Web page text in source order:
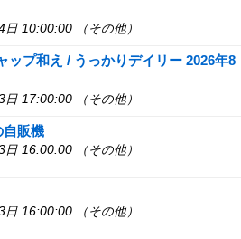
10:00:00 （その他）
ップ和え / うっかりデイリー 2026年8
17:00:00 （その他）
自販機
16:00:00 （その他）
16:00:00 （その他）